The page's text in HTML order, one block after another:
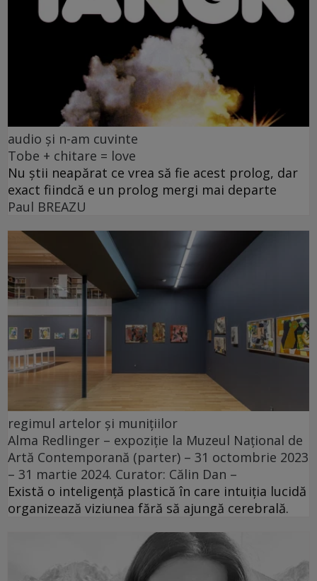
audio și n-am cuvinte
Tobe + chitare = love
Nu știi neapărat ce vrea să fie acest prolog, dar
exact fiindcă e un prolog mergi mai departe
Paul BREAZU
regimul artelor și munițiilor
Alma Redlinger – expoziție la Muzeul Național de
Artă Contemporană (parter) – 31 octombrie 2023
– 31 martie 2024. Curator: Călin Dan –
Există o inteligență plastică în care intuiția lucidă
organizează viziunea fără să ajungă cerebrală.